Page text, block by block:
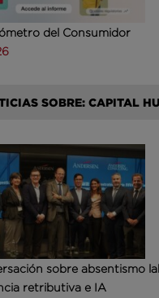
del Consumidor
SOBRE: CAPITAL
sobre absentismo
retributiva e IA